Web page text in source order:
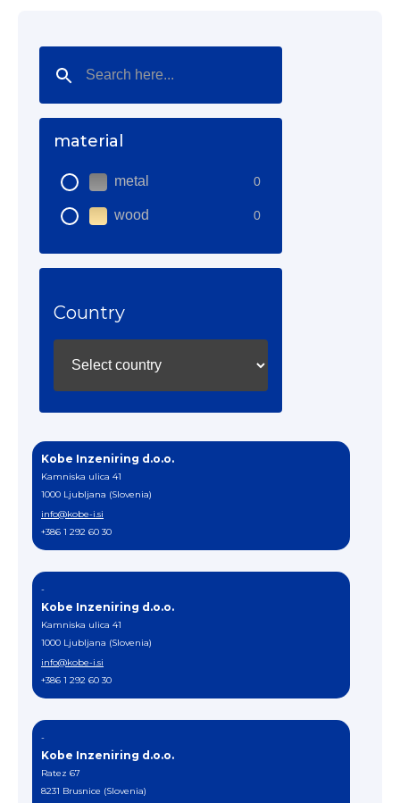
material
metal 0
wood 0
Country
Kobe Inzeniring d.o.o.
Kamniska ulica 41
1000 Ljubljana (Slovenia)
info@kobe-i.si
+386 1 292 60 30
-
Kobe Inzeniring d.o.o.
Kamniska ulica 41
1000 Ljubljana (Slovenia)
info@kobe-i.si
+386 1 292 60 30
-
Kobe Inzeniring d.o.o.
Ratez 67
8231 Brusnice (Slovenia)